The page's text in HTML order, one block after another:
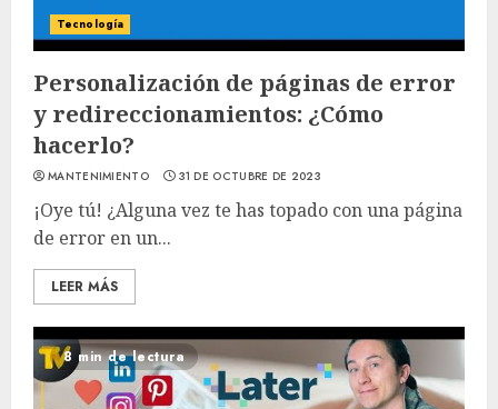
Tecnología
Personalización de páginas de error
y redireccionamientos: ¿Cómo
hacerlo?
MANTENIMIENTO 31 DE OCTUBRE DE 2023
¡Oye tú! ¿Alguna vez te has topado con una página
de error en un...
LEER MÁS
8 min de lectura